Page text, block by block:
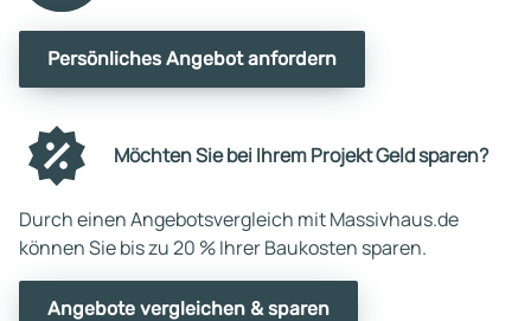
Persönliches Angebot anfordern
Möchten Sie bei Ihrem Projekt Geld sparen?
Durch einen Angebotsvergleich mit Massivhaus.de
können Sie bis zu 20 % Ihrer Baukosten sparen.
Angebote vergleichen & sparen